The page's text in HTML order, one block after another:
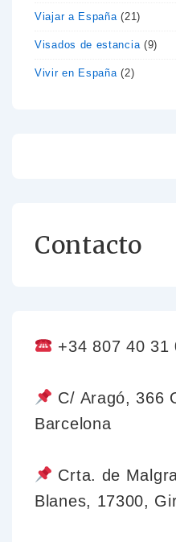
Viajar a España (21)
Visados de estancia (9)
Vivir en España (2)
Contacto
+34 807 40 31
C/ Aragó, 366
Barcelona
Crta. de
Blanes, 17300,